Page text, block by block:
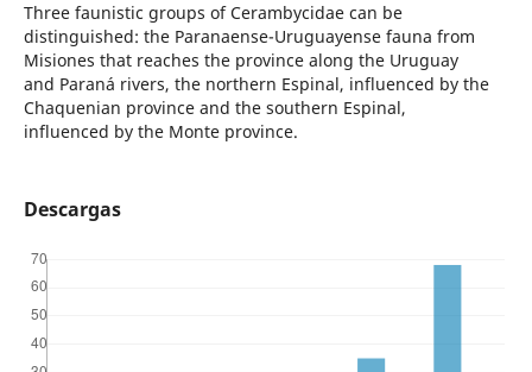
Three faunistic groups of Cerambycidae can be
distinguished: the Paranaense-Uruguayense fauna from
Misiones that reaches the province along the Uruguay
and Paraná rivers, the northern Espinal, influenced by the
Chaquenian province and the southern Espinal,
influenced by the Monte province.
Descargas